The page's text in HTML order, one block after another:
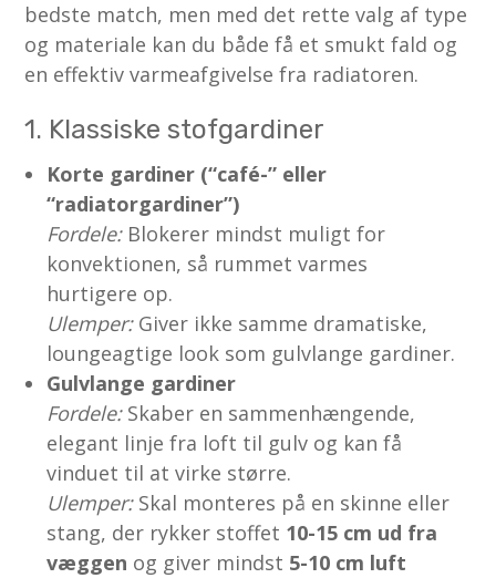
bedste match, men med det rette valg af type
og materiale kan du både få et smukt fald og
en effektiv varmeafgivelse fra radiatoren.
1. Klassiske stofgardiner
Korte gardiner (“café-” eller
“radiatorgardiner”)
Fordele:Blokerer mindst muligt for
konvektionen, så rummet varmes
hurtigere op.
Ulemper:Giver ikke samme dramatiske,
loungeagtige look som gulvlange gardiner.
Gulvlange gardiner
Fordele:Skaber en sammenhængende,
elegant linje fra loft til gulv og kan få
vinduet til at virke større.
Ulemper:Skal monteres på en skinne eller
stang, der rykker stoffet 10-15 cm ud fra
væggen og giver mindst 5-10 cm luft